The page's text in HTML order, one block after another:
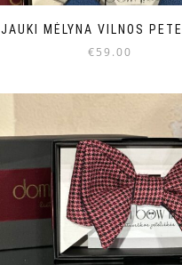
JAUKI MĖLYNA VILNOS
€59.00